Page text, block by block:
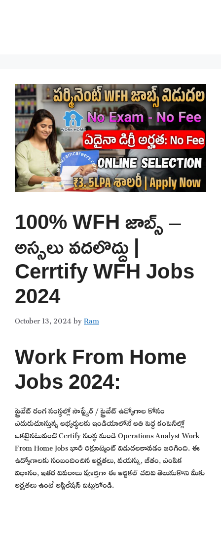
100% WFH జాబ్స్ –
అస్సలు వదలొద్దు |
Cerrtify WFH Jobs
2024
October 13, 2024byRam
Work From Home
Jobs 2024:
ప్రైవేట్ రంగ సంస్థల్లో సాఫ్ట్వేర్ / ప్రైవేట్ ఉద్యోగాల కోసం
ఎదురుచూస్తున్న అభ్యర్థులకు ఇండియాలోనే అతి పెద్ద కంపెనీల్లో
ఒకటైనటువంటి Certify సంస్థ నుండి Operations Analyst Work
From Home Jobs భారీ రిక్రూట్మెంట్ విడుదలకావడం జరిగింది. ఈ
ఉద్యోగాలకు సంబందించిన అర్హతలు, వయస్సు, జీతం, ఎంపిక
విధానం, ఇతర వివరాలు పూర్తిగా ఈ ఆర్టికల్ చదివి తెలుసుకొని మీకు
అర్హతలు ఉంటే అప్లికేషన్ పెట్టుకోండి.